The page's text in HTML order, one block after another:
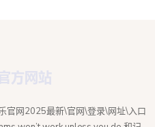
官网2025最新\官网\登录\网址\入口